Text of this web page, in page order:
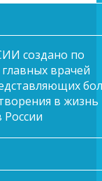
создано по
врачей
в жизнь